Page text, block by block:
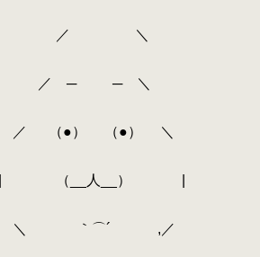
＼
─ ＼
（●） ＼
__） |
⌒´ ,／